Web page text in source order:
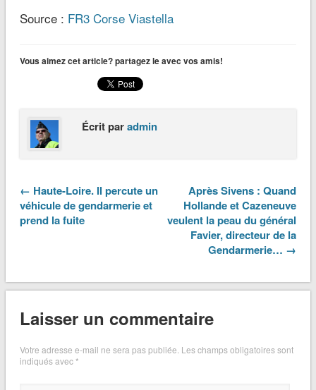
Source : FR3 Corse Viastella
Vous aimez cet article? partagez le avec vos amis!
Écrit paradmin
← Haute-Loire. Il percute un
véhicule de gendarmerie et
prend la fuite
Après Sivens : Quand
Hollande et Cazeneuve
veulent la peau du général
Favier, directeur de la
Gendarmerie… →
Laisser un commentaire
Votre adresse e-mail ne sera pas publiée. Les champs obligatoires sont
indiqués avec*